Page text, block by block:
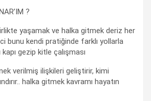
?
yaşamak ve halka gitmek deriz her
bunu kendi pratiğinde farklı yollarla
gezip kitle çalışması
verilmiş ilişkileri geliştirir, kimi
halka gitmek kavramı hayatın